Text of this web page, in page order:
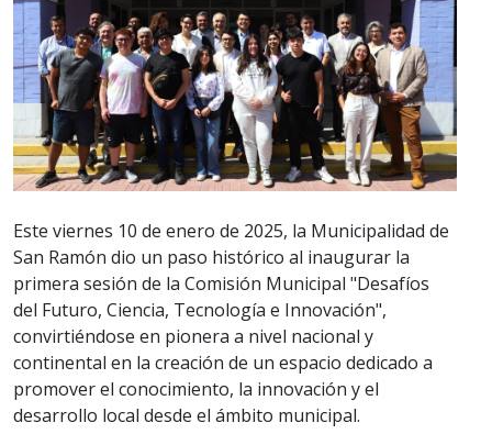
Este viernes 10 de enero de 2025, la Municipalidad de
San Ramón dio un paso histórico al inaugurar la
primera sesión de la Comisión Municipal "Desafíos
del Futuro, Ciencia, Tecnología e Innovación",
convirtiéndose en pionera a nivel nacional y
continental en la creación de un espacio dedicado a
promover el conocimiento, la innovación y el
desarrollo local desde el ámbito municipal.